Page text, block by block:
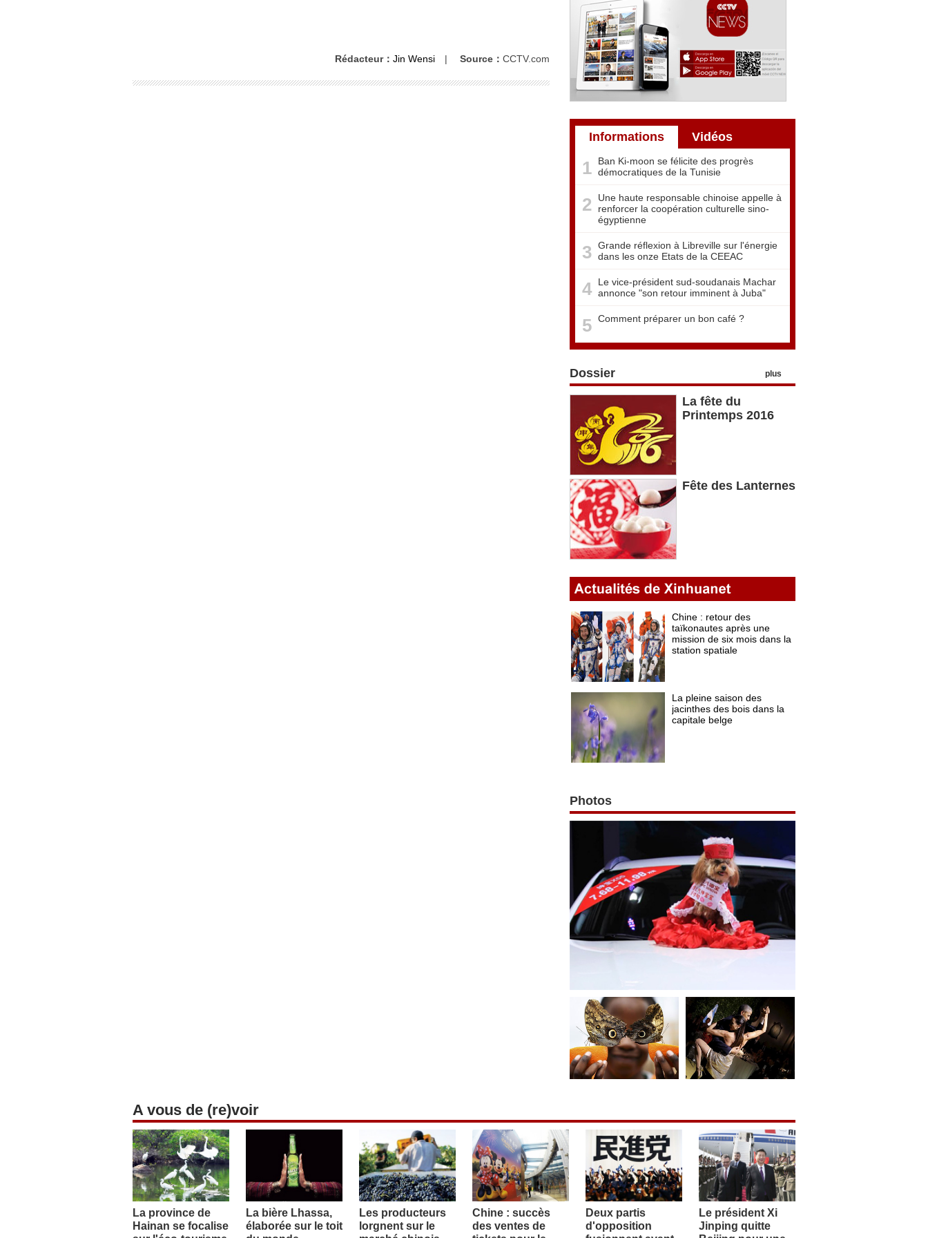
Rédacteur： Jin Wensi | Source： CCTV.com
Informations Vidéos
1
Ban Ki-moon se félicite des progrès
démocratiques de la Tunisie
2
Une haute responsable chinoise appelle à
renforcer la coopération culturelle sino-
égyptienne
3 Grande réflexion à Libreville sur l'énergie
dans les onze Etats de la CEEAC
4
Le vice-président sud-soudanais Machar
annonce "son retour imminent à Juba"
5 Comment préparer un bon café ?
Dossier plus
La fête du
Printemps 2016
Fête des Lanternes
Photos
A vous de (re)voir
La province de
Hainan se focalise
La bière Lhassa,
élaborée sur le toit
Les producteurs
lorgnent sur le
Chine : succès
des ventes de
Deux partis
d'opposition
Le président Xi
Jinping quitte